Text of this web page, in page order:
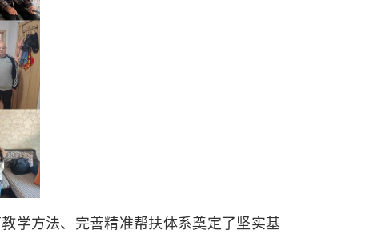
学方法、完善精准帮扶体系奠定了坚实基